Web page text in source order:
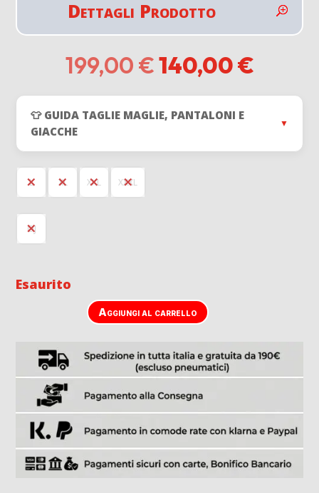
Dettagli Prodotto
199,00 €Il
prezzo
originale
era:
199,00 €.
140,00€Il
👕 GUIDA TAGLIE MAGLIE, PANTALONI E
GIACCHE
▼
L XL XXL XXXL
OJ
Esaurito
Aggiungi al carrello